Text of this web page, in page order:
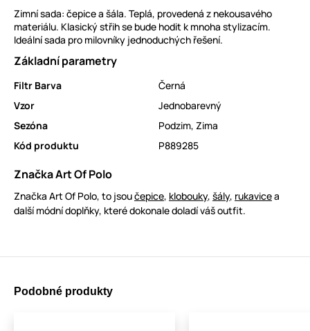
Zimní sada: čepice a šála. Teplá, provedená z nekousavého
materiálu. Klasický střih se bude hodit k mnoha stylizacím.
Ideální sada pro milovníky jednoduchých řešení.
Základní parametry
Filtr Barva
Černá
Vzor
Jednobarevný
Sezóna
Podzim, Zima
Kód produktu
P889285
Značka Art Of Polo
Značka Art Of Polo, to jsoučepice, klobouky, šály, rukavicea
další módní doplňky, které dokonale doladí váš outfit.
Podobné produkty